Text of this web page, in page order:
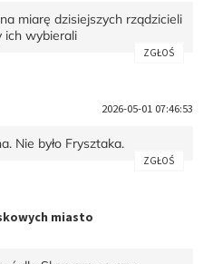
miarę dzisiejszych rządzicieli
ich wybierali
ZGŁOŚ
2026-05-01 07:46:53
Nie było Frysztaka.
ZGŁOŚ
miasto